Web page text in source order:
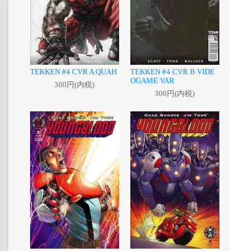
TEKKEN #4 CVR A QUAH
300円(内税)
TEKKEN #4 CVR B VIDE
OGAME VAR
300円(内税)